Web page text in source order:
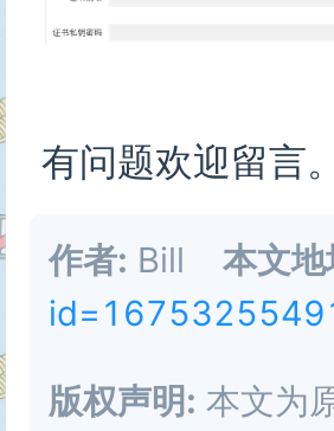
有问题欢迎留言。
作者: Bill 本文地
版权声明: 本文为